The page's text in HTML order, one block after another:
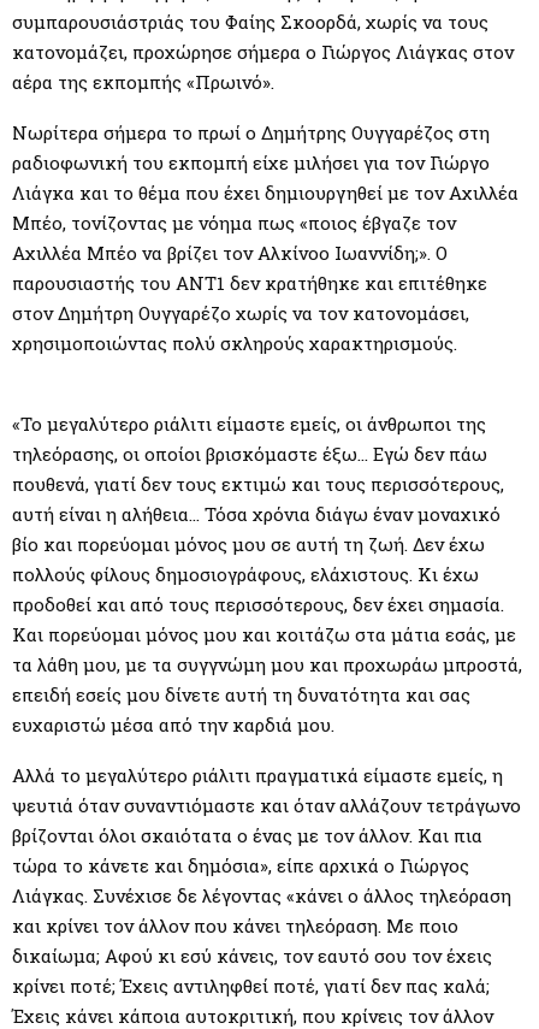
E
N
U
συμπαρουσιάστριάς του Φαίης Σκοορδά, χωρίς να τους
κατονομάζει, προχώρησε σήμερα ο Γιώργος Λιάγκας στον
αέρα της εκπομπής «Πρωινό».
Νωρίτερα σήμερα το πρωί ο Δημήτρης Ουγγαρέζος στη
ραδιοφωνική του εκπομπή είχε μιλήσει για τον Γιώργο
Λιάγκα και το θέμα που έχει δημιουργηθεί με τον Αχιλλέα
Μπέο, τονίζοντας με νόημα πως «ποιος έβγαζε τον
Αχιλλέα Μπέο να βρίζει τον Αλκίνοο Ιωαννίδη;». Ο
παρουσιαστής του ΑΝΤ1 δεν κρατήθηκε και επιτέθηκε
στον Δημήτρη Ουγγαρέζο χωρίς να τον κατονομάσει,
χρησιμοποιώντας πολύ σκληρούς χαρακτηρισμούς.
«Το μεγαλύτερο ριάλιτι είμαστε εμείς, οι άνθρωποι της
τηλεόρασης, οι οποίοι βρισκόμαστε έξω… Εγώ δεν πάω
πουθενά, γιατί δεν τους εκτιμώ και τους περισσότερους,
αυτή είναι η αλήθεια… Τόσα χρόνια διάγω έναν μοναχικό
βίο και πορεύομαι μόνος μου σε αυτή τη ζωή. Δεν έχω
πολλούς φίλους δημοσιογράφους, ελάχιστους. Κι έχω
προδοθεί και από τους περισσότερους, δεν έχει σημασία.
Και πορεύομαι μόνος μου και κοιτάζω στα μάτια εσάς, με
τα λάθη μου, με τα συγγνώμη μου και προχωράω μπροστά,
επειδή εσείς μου δίνετε αυτή τη δυνατότητα και σας
ευχαριστώ μέσα από την καρδιά μου.
Αλλά το μεγαλύτερο ριάλιτι πραγματικά είμαστε εμείς, η
ψευτιά όταν συναντιόμαστε και όταν αλλάζουν τετράγωνο
βρίζονται όλοι σκαιότατα ο ένας με τον άλλον. Και πια
τώρα το κάνετε και δημόσια», είπε αρχικά ο Γιώργος
Λιάγκας. Συνέχισε δε λέγοντας «κάνει ο άλλος τηλεόραση
και κρίνει τον άλλον που κάνει τηλεόραση. Με ποιο
δικαίωμα; Αφού κι εσύ κάνεις, τον εαυτό σου τον έχεις
κρίνει ποτέ; Έχεις αντιληφθεί ποτέ, γιατί δεν πας καλά;
Έχεις κάνει κάποια αυτοκριτική, που κρίνεις τον άλλον